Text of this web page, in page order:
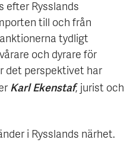
efter Rysslands
till och från
tydligt
och dyrare för
det perspektivet har
Karl Ekenstaf, jurist och
i Rysslands närhet.